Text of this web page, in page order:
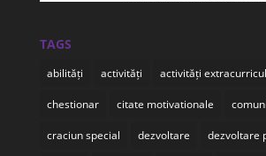
TAGS
abilități activități activități
chestionar citate motivationale
craciun special dezvoltare dezvoltare